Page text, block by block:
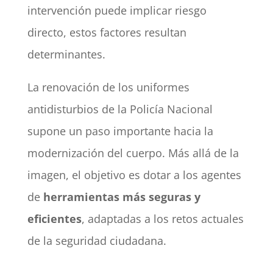
intervención puede implicar riesgo
directo, estos factores resultan
determinantes.
La renovación de los uniformes
antidisturbios de la Policía Nacional
supone un paso importante hacia la
modernización del cuerpo. Más allá de la
imagen, el objetivo es dotar a los agentes
de herramientas más seguras y
eficientes, adaptadas a los retos actuales
de la seguridad ciudadana.